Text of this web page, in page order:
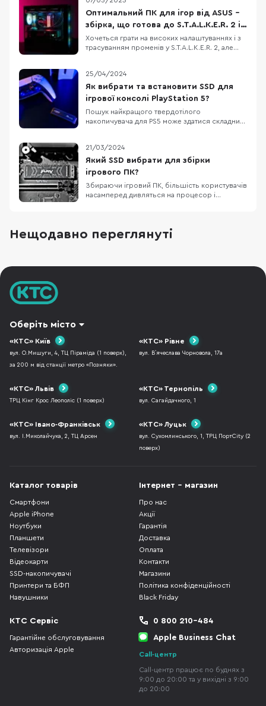
Оптимальний ПК для ігор від ASUS –
збірка, що готова до S.T.A.L.K.E.R. 2 і
не тільки
Хочеться грати на високих налаштуваннях і з
трасуванням променів у S.T.A.L.K.E.R. 2, але
який дозволить не лише пограти з
комфортом, але й стрімити ігри на популярні
платформи. Корпус ASUS A23 Plus, блок
живлення
25/04/2024
Як вибрати та встановити SSD для
ігрової консолі PlayStation 5?
Пошук найкращого твердотілого
накопичувача для PS5 може здатися складним
забезпечать просте і безпроблемне
збільшення місткості для вашої ігрової
бібліотеки. Проте не варто брати
найдешевший SSD в надії, що для P
21/03/2024
Який SSD вибрати для збірки
ігрового ПК?
Збираючи ігровий ПК, більшість користувачів
насамперед дивляться на процесор і
слайд-шоу через 5 секунд, потрібен ще й
швидкий твердотільний накопичувач.
Нещодавно переглянуті
Оберіть місто
«КТС» Київ
вул. О.Мишуги, 4, ТЦ Піраміда (1 поверх),
за 200 м від станції метро «Позняки».
«КТС» Рівне
вул. В`ячеслава Чорновола, 17а
«КТС» Львів
ТРЦ Кінг Крос Леополіс (1 поверх)
«КТС» Тернопіль
вул. Сагайдачного, 1
«КТС» Івано-Франківськ
вул. І.Миколайчука, 2, ТЦ Арсен
«КТС» Луцьк
вул. Сухомлинського, 1, ТРЦ ПортCity (2
поверх)
Каталог товарів
Смартфони
Apple iPhone
Ноутбуки
Планшети
Телевізори
Відеокарти
SSD-накопичувачі
Принтери та БФП
Навушники
Інтернет - магазин
Про нас
Акції
Гарантія
Доставка
Оплата
Контакти
Магазини
Політика конфіденційності
Black Friday
КТС Сервіс
Гарантійне обслуговування
Авторизація Apple
0 800 210-484
Apple Business Chat
Call-центр
Call-центр працює по буднях з
9:00 до 20:00 та у вихідні з 9:00
до 20:00